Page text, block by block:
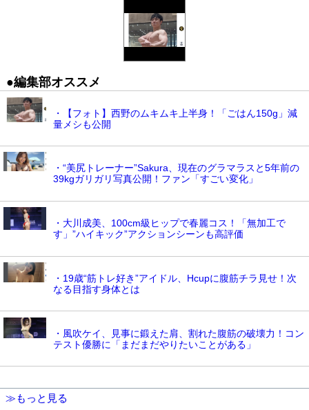
●編集部オススメ
・【フォト】西野のムキムキ上半身！「ごはん150g」減
量メシも公開
・“美尻トレーナー”Sakura、現在のグラマラスと5年前の
39kgガリガリ写真公開！ファン「すごい変化」
・大川成美、100cm級ヒップで春麗コス！「無加工で
す」”ハイキック”アクションシーンも高評価
・19歳“筋トレ好き”アイドル、Hcupに腹筋チラ見せ！次
なる目指す身体とは
・風吹ケイ、見事に鍛えた肩、割れた腹筋の破壊力！コン
テスト優勝に「まだまだやりたいことがある」
≫もっと見る